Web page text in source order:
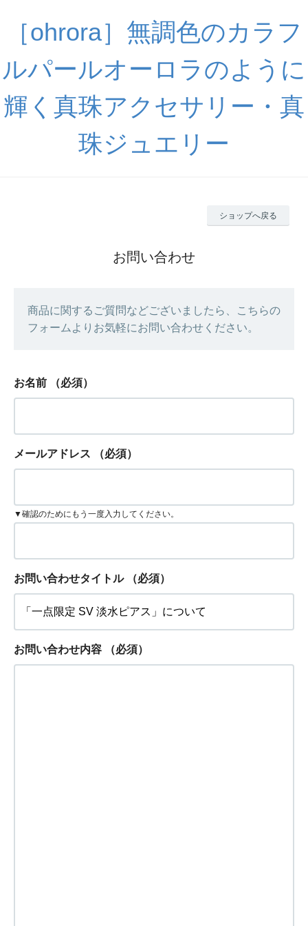
［ohrora］無調色のカラフ
ルパールオーロラのように
輝く真珠アクセサリー・真
珠ジュエリー
ショップへ戻る
お問い合わせ
商品に関するご質問などございましたら、こちらの
フォームよりお気軽にお問い合わせください。
お名前 （必須）
メールアドレス （必須）
▼確認のためにもう一度入力してください。
お問い合わせタイトル （必須）
お問い合わせ内容 （必須）